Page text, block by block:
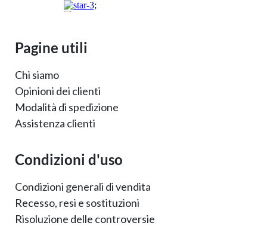
Pagine utili
Chi siamo
Opinioni dei clienti
Modalità di spedizione
Assistenza clienti
Condizioni d'uso
Condizioni generali di vendita
Recesso, resi e sostituzioni
Risoluzione delle controversie